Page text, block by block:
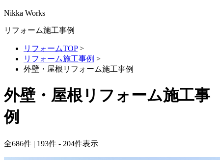
Nikka Works
リフォーム施工事例
リフォームTOP>
リフォーム施工事例 >
外壁・屋根リフォーム施工事例
外壁・屋根リフォーム施工事
例
全686件 | 193件 - 204件表示